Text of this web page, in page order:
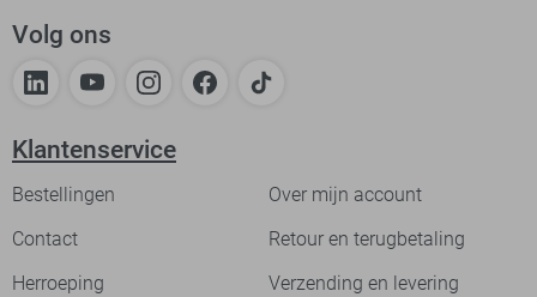
Volg ons
Klantenservice
Bestellingen
Over mijn account
Contact
Retour en terugbetaling
Herroeping
Verzending en levering